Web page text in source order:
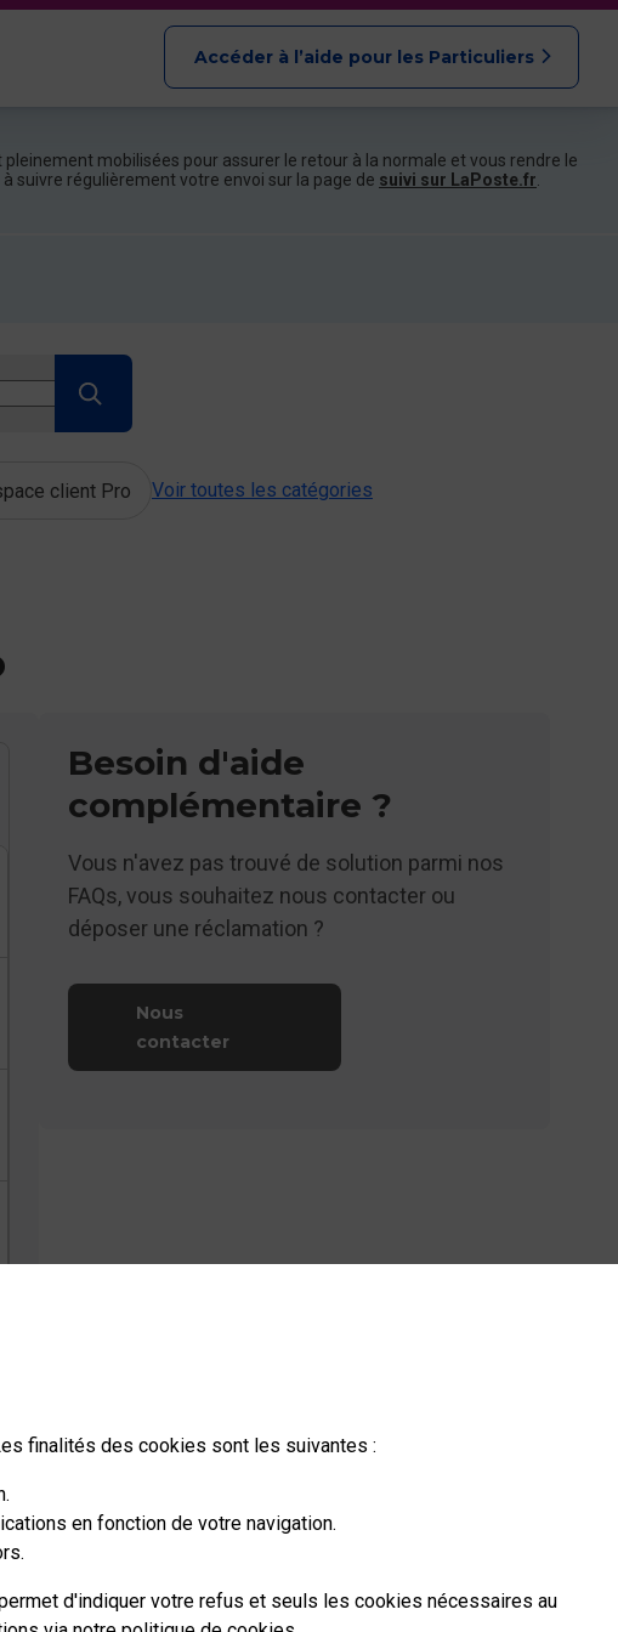
finalités des cookies sont les suivantes :
en fonction de votre navigation.
d'indiquer votre refus et seuls les cookies nécessaires au
Accéder à l’aide pour les Particuliers
mobilisées pour assurer le retour à la normale et vous rendre le
suivre régulièrement votre envoi sur la page de suivi sur LaPoste.fr
client Pro Voir toutes les catégories
Besoin d'aide
complémentaire ?
Vous n'avez pas trouvé de solution parmi nos
FAQs, vous souhaitez nous contacter ou
déposer une réclamation ?
Nous
contacter